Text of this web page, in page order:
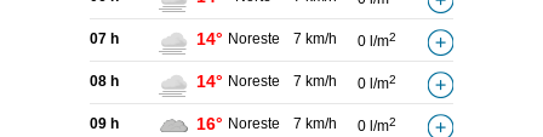
07 h 14° Noreste 7 km/h 0 l/m2
08 h 14° Noreste 7 km/h 0 l/m2
09 h 16° Noreste 7 km/h 0 l/m2